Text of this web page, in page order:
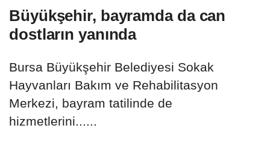
Büyükşehir, bayramda da can
dostların yanında
Bursa Büyükşehir Belediyesi Sokak
Hayvanları Bakım ve Rehabilitasyon
Merkezi, bayram tatilinde de
hizmetlerini......